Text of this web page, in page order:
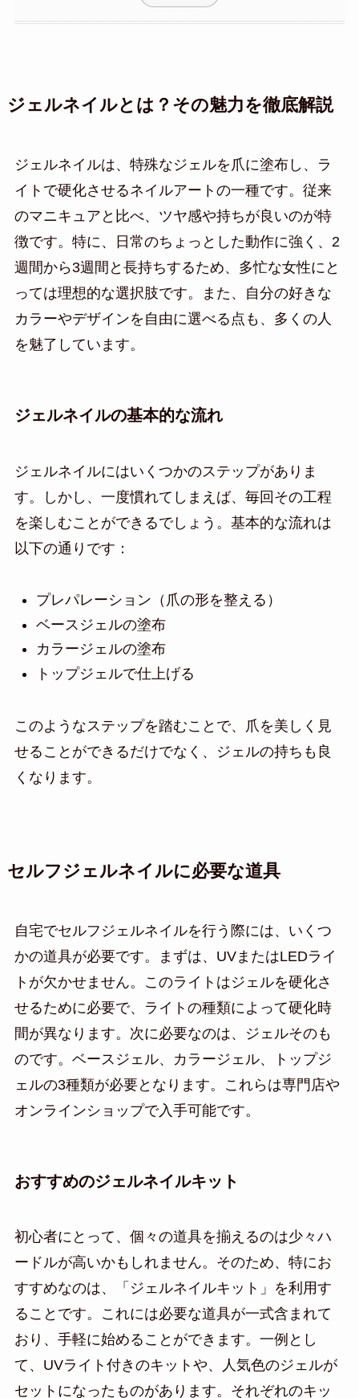
ジェルネイルとは？その魅力を徹底解説
ジェルネイルは、特殊なジェルを爪に塗布し、ラ
イトで硬化させるネイルアートの一種です。従来
のマニキュアと比べ、ツヤ感や持ちが良いのが特
徴です。特に、日常のちょっとした動作に強く、2
週間から3週間と長持ちするため、多忙な女性にと
っては理想的な選択肢です。また、自分の好きな
カラーやデザインを自由に選べる点も、多くの人
を魅了しています。
ジェルネイルの基本的な流れ
ジェルネイルにはいくつかのステップがありま
す。しかし、一度慣れてしまえば、毎回その工程
を楽しむことができるでしょう。基本的な流れは
以下の通りです：
プレパレーション（爪の形を整える）
ベースジェルの塗布
カラージェルの塗布
トップジェルで仕上げる
このようなステップを踏むことで、爪を美しく見
せることができるだけでなく、ジェルの持ちも良
くなります。
セルフジェルネイルに必要な道具
自宅でセルフジェルネイルを行う際には、いくつ
かの道具が必要です。まずは、UVまたはLEDライ
トが欠かせません。このライトはジェルを硬化さ
せるために必要で、ライトの種類によって硬化時
間が異なります。次に必要なのは、ジェルそのも
のです。ベースジェル、カラージェル、トップジ
ェルの3種類が必要となります。これらは専門店や
オンラインショップで入手可能です。
おすすめのジェルネイルキット
初心者にとって、個々の道具を揃えるのは少々ハ
ードルが高いかもしれません。そのため、特にお
すすめなのは、「ジェルネイルキット」を利用す
ることです。これには必要な道具が一式含まれて
おり、手軽に始めることができます。一例とし
て、UVライト付きのキットや、人気色のジェルが
セットになったものがあります。それぞれのキッ